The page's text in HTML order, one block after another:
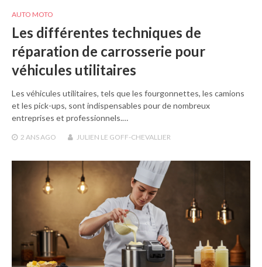
AUTO MOTO
Les différentes techniques de
réparation de carrosserie pour
véhicules utilitaires
Les véhicules utilitaires, tels que les fourgonnettes, les camions
et les pick-ups, sont indispensables pour de nombreux
entreprises et professionnels.…
2 ANS AGO JULIEN LE GOFF-CHEVALLIER